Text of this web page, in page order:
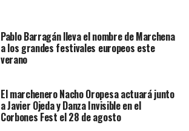
Pablo Barragán lleva el nombre de Marchena
a los grandes festivales europeos este
verano
El marchenero Nacho Oropesa actuará junto
a Javier Ojeda y Danza Invisible en el
Corbones Fest el 28 de agosto